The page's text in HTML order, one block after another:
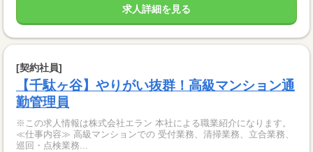
求人詳細を見る
[契約社員]
【千駄ヶ谷】やりがい抜群！高級マンション通
勤管理員
※この求人情報は株式会社エラン 本社による職業紹介になります。
≪仕事内容≫ 高級マンションでの 受付業務、清掃業務、立合業務、
巡回・点検業務...